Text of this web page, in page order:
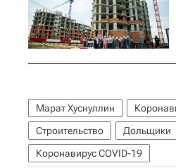
Марат Хуснуллин
Строительство
Дольщики
Коронавирус COVID-19